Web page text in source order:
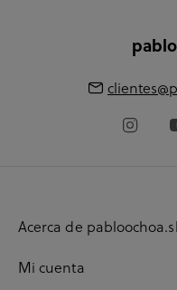
pablo
Acerca de
Mi cuenta